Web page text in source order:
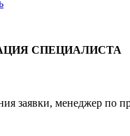
СПЕЦИАЛИСТА
заявки, менеджер по